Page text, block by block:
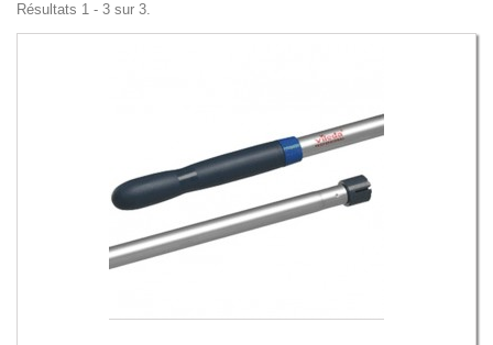
Résultats 1 - 3 sur 3.